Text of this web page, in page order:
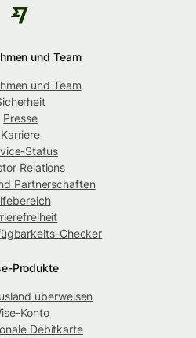
und Team
und Team
Presse
Karriere
Status
Relations
Partnerschaften
Checker
Produkte
überweisen
Konto
Debitkarte